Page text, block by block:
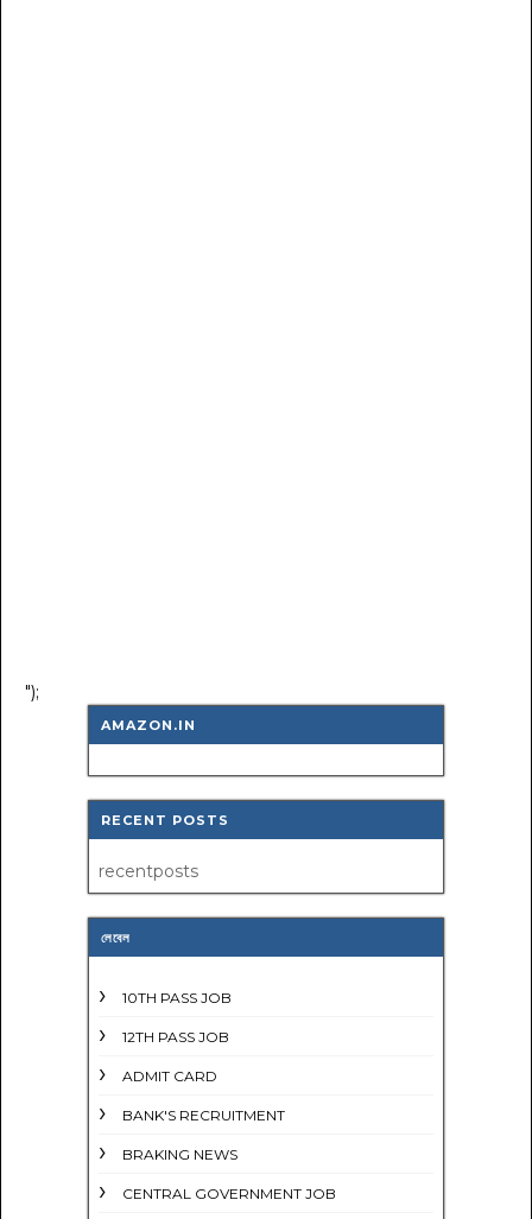
");
AMAZON.IN
RECENT POSTS
recentposts
লেবেল
10TH PASS JOB
12TH PASS JOB
ADMIT CARD
BANK'S RECRUITMENT
BRAKING NEWS
CENTRAL GOVERNMENT JOB